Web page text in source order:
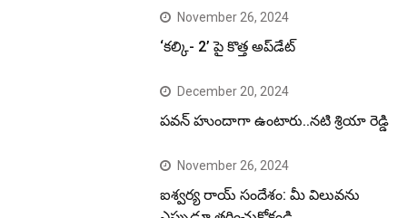
November 26, 2024
‘కల్కి- 2’ పై కొత్త అప్‌డేట్
December 20, 2024
పవన్ హుందాగా ఉంటారు..నటి శ్రియా రెడ్డి
November 26, 2024
ఐశ్వర్య రాయ్ సందేశం: మీ విలువను